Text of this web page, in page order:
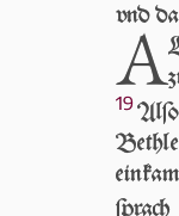
vnd
A
19